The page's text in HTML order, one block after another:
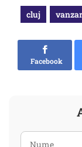
cluj
Facebook